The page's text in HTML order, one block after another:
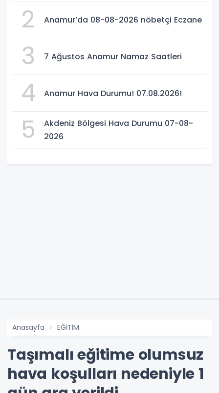
2 Anamur’da 08-08-2026 nöbetçi Eczane
3 7 Ağustos Anamur Namaz Saatleri
4 Anamur Hava Durumu! 07.08.2026!
5
Akdeniz Bölgesi Hava Durumu 07-08-
2026
Anasayfa EĞİTİM
Taşımalı eğitime olumsuz
hava koşulları nedeniyle 1